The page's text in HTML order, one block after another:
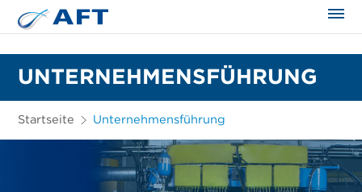
UNTERNEHMENSFÜHRUNG
Startseite Unternehmensführung